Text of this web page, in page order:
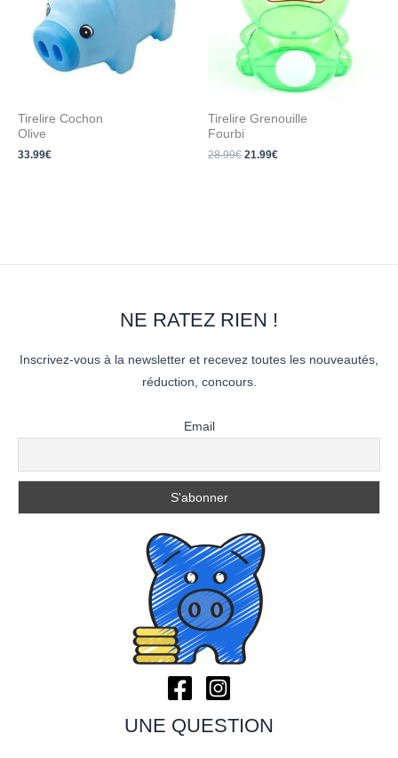
Tirelire Cochon
Olive
33.99€
Tirelire Grenouille
Fourbi
28.99€ 21.99€
NE RATEZ RIEN !
Inscrivez-vous à la newsletter et recevez toutes les nouveautés,
réduction, concours.
Email
UNE QUESTION